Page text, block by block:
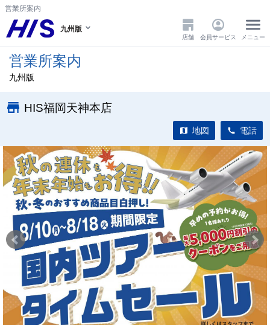
営業所案内
九州版
店舗 会員サービス メニュー
営業所案内
九州版
HIS福岡天神本店
地図 電話